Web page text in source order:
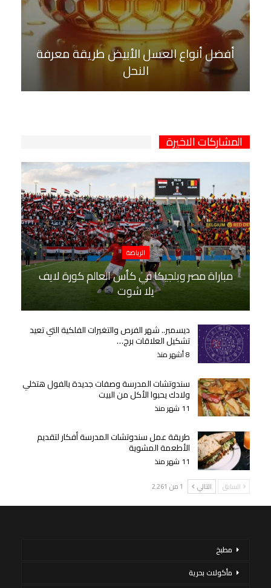
أفضل أنواع العسل الأبيض طريقة معرفة
النحل
المشاركات الاخيرة
الرياضة
مباراة مصر وبلجيكا في كأس العالم كورة لايف
يلا شوت
ديسمبر.. شهر الفرص والتغيرات الفلكية التي تعيد
تشكيل العلاقات برج…
8 أشهر منذ
سندوتشات المدرسة وصفات جديدة بالفول هتخلي
ولادك يحبوا الأكل من البيت
11 شهر منذ
طريقة عمل سندوتشات المدرسة أفكار لتقديم
الأطعمة المشوية
11 شهر منذ
السابق التالي 1 من 2٬261
مطبخ
مأكولات بحرية